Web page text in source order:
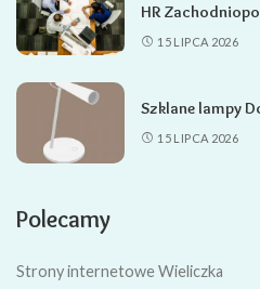
HR
15 LIPCA 2026
Szklane lampy
15 LIPCA 2026
Polecamy
Strony internetowe Wieliczka